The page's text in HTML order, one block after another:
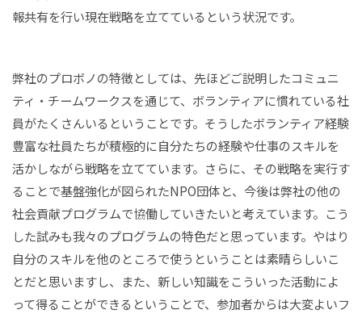
報共有を行い現在戦略を立てているという状況です。
弊社のプロボノの特徴としては、先ほどご説明したコミュニ
ティ・チームワークスを通じて、ボランティアに慣れている社
員がたくさんいるということです。そうしたボランティア経験
豊富な社員たちが積極的に自分たちの経験や仕事のスキルを
活かしながら戦略を立てています。さらに、その戦略を実行す
ることで基盤強化が図られたNPO団体と、今後は弊社の他の
社会貢献プログラムで協働していきたいと考えています。こう
した試みも我々のプログラムの特色だと思っています。やはり
自分のスキルを他のところで使うということは素晴らしいこ
とだと思いますし、また、新しい知識をこういった活動によ
って得ることができるということで、参加者からは大変よいフ